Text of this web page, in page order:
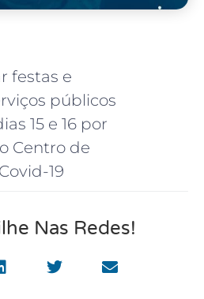
festas e
públicos
15 e 16 por
Centro de
19
Nas Redes!